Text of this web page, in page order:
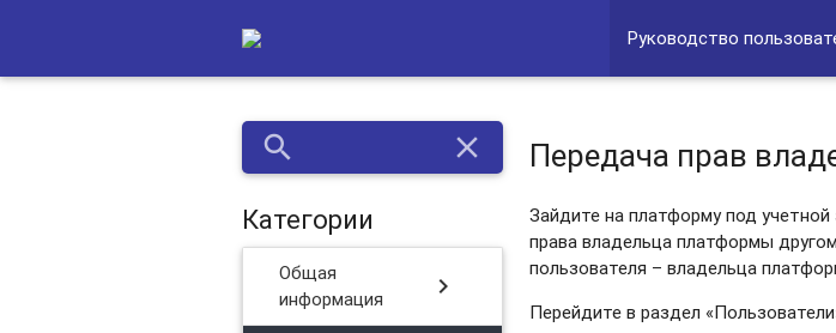
Функциональность тегов
Мультишаблонные кампании
Руководство
search close
Категории
Общая
информация
chevron_right
Передача прав
Зайдите на платформу под
права владельца платформы
пользователя – владельца
Перейдите в раздел